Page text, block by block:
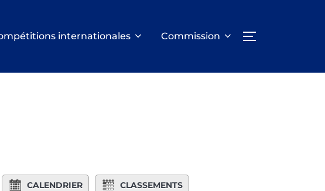
internationales Commission PERMUTER
CALENDRIER CLASSEMENTS